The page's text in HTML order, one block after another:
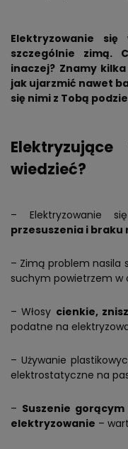
Elektryzowanie
szczególnie zimą.
inaczej? Znamy
jak ujarzmić nawet
się nimi z Tobą
wiedzieć?
– Elektryzowanie
przesuszenia i braku
– Zimą problem nasila
suchym powietrzem w
– Włosy cienkie,
podatne na
– Używanie
elektrostatyczne na
– Suszenie
elektryzowanie –